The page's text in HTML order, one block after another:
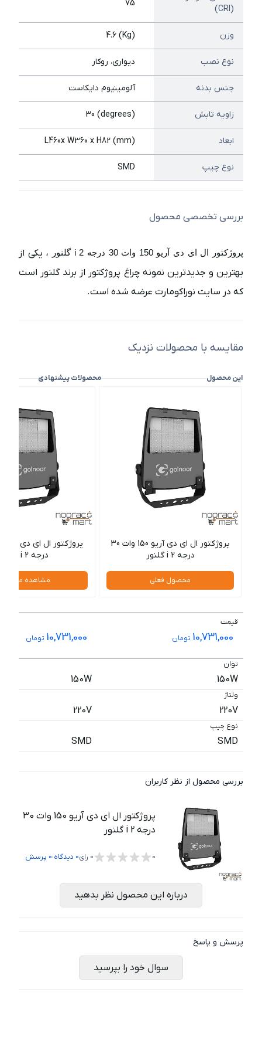
(CRI)
75
وزن (Kg) 4.6
نوع نصب دیواری، روکار
جنس بدنه آلومینیوم دایکاست
زاویه تابش (degrees) 30
ابعاد (mm) L460x W360 x H82
نوع چیپ SMD
بررسی تخصصی محصول
پروژکتور ال ای دی آریو 150 وات 30 درجه i 2 گلنور ،
یکی از
بهترین و جدیدترین نمونه چراغ پروژکتور از برند گلنور است
که در سایت نوراکومارت عرضه شده است.
مقایسه با محصولات نزدیک
این محصول محصولات پیشنهادی
پروژکتور ال ای دی آریو 150 وات 30
درجه i 2 گلنور
محصول فعلی
درجه i 2 گلنور
مشاهده
قیمت
10,731,000 تومان 10,731,000 تومان
توان
150W
150W
ولتاژ
220V
220V
نوع چیپ
SMD
SMD
بررسی محصول از نظر کاربران
پروژکتور ال ای دی آریو 150 وات 30
درجه i 2 گلنور
0
0 رای0 دیدگاه،0 پرسش
درباره این محصول نظر بدهید
پرسش و پاسخ
سوال خود را بپرسید